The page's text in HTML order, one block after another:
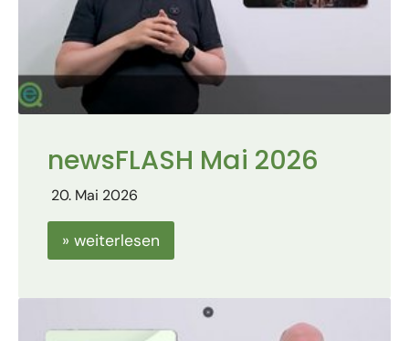
newsFLASH Mai 2026
20. Mai 2026
» weiterlesen